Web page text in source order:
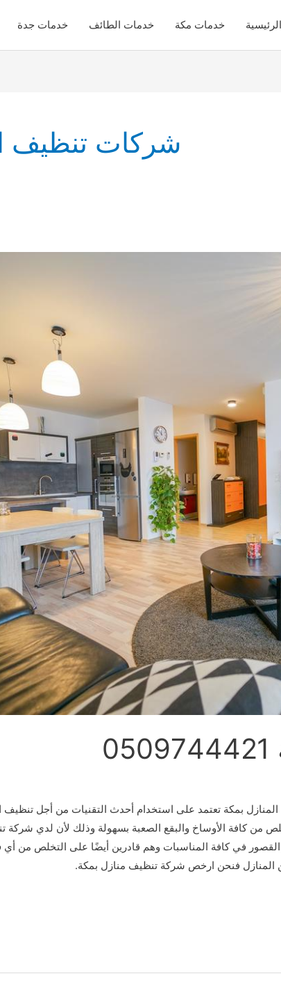
الرئيسية خدمات مكة خدمات الطائف خدمات جدة
شركات تنظيف
بمكة تعتمد على استخدام أحدث التقنيات من أجل تنظيف
كافة الأوساخ والبقع الصعبة بسهولة وذلك لأن لدي شركة
في كافة المناسبات وهم قادرين أيضًا على التخلص من
من المنازل فنحن ارخص شركة تنظيف منازل بمكة.